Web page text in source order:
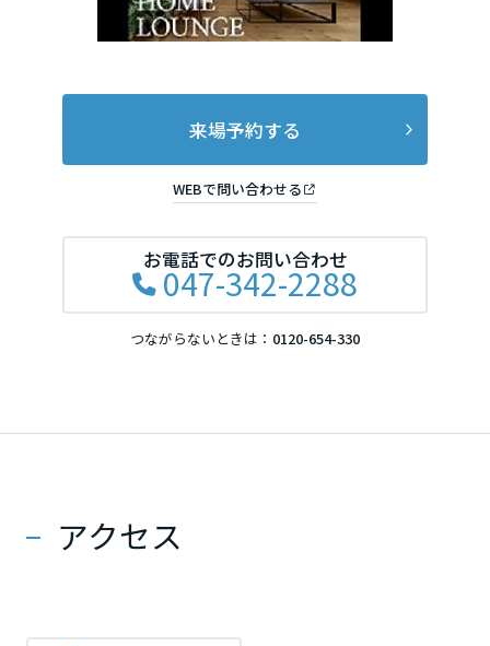
来場予約する
WEBで問い合わせる
お電話でのお問い合わせ
047-342-2288
つながらないときは： 0120-654-330
アクセス